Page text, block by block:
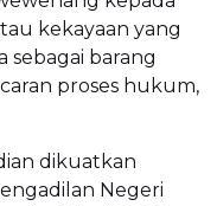
kekayaan yang
sebagai barang
proses hukum,
dikuatkan
Negeri